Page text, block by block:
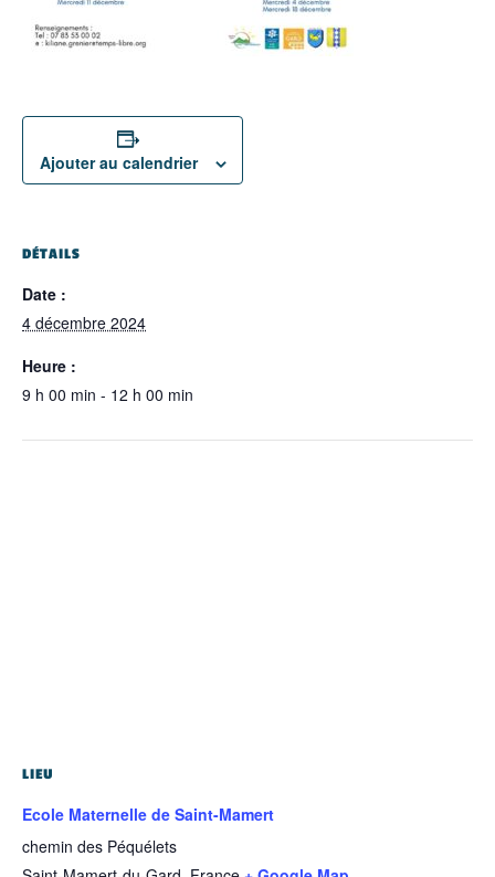
Ajouter au calendrier
DÉTAILS
Date :
4 décembre 2024
Heure :
9 h 00 min - 12 h 00 min
LIEU
Ecole Maternelle de Saint-Mamert
chemin des Péquélets